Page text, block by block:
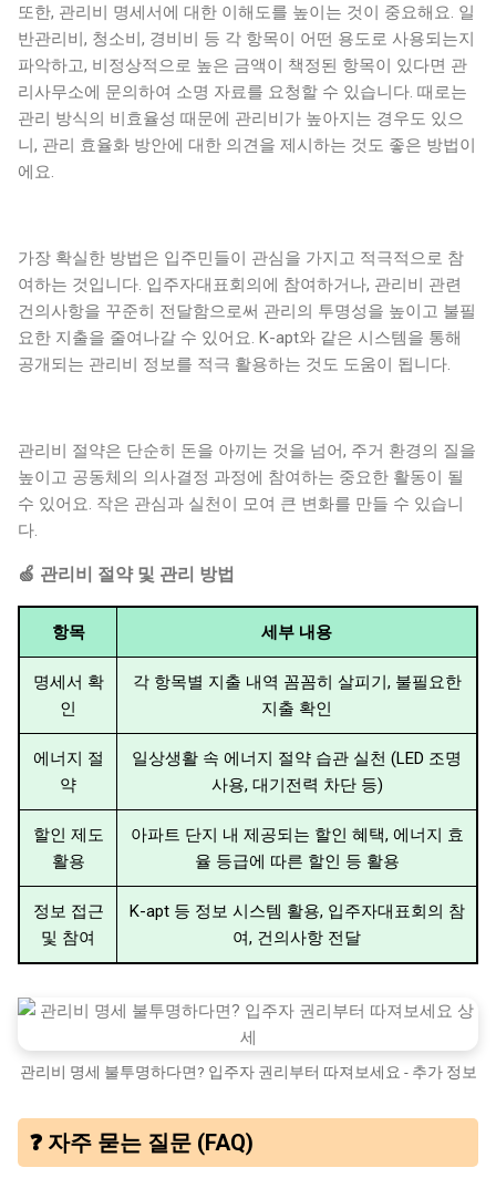
또한, 관리비 명세서에 대한 이해도를 높이는 것이 중요해요. 일
반관리비, 청소비, 경비비 등 각 항목이 어떤 용도로 사용되는지
파악하고, 비정상적으로 높은 금액이 책정된 항목이 있다면 관
리사무소에 문의하여 소명 자료를 요청할 수 있습니다. 때로는
관리 방식의 비효율성 때문에 관리비가 높아지는 경우도 있으
니, 관리 효율화 방안에 대한 의견을 제시하는 것도 좋은 방법이
에요.
가장 확실한 방법은 입주민들이 관심을 가지고 적극적으로 참
여하는 것입니다. 입주자대표회의에 참여하거나, 관리비 관련
건의사항을 꾸준히 전달함으로써 관리의 투명성을 높이고 불필
요한 지출을 줄여나갈 수 있어요. K-apt와 같은 시스템을 통해
공개되는 관리비 정보를 적극 활용하는 것도 도움이 됩니다.
관리비 절약은 단순히 돈을 아끼는 것을 넘어, 주거 환경의 질을
높이고 공동체의 의사결정 과정에 참여하는 중요한 활동이 될
수 있어요. 작은 관심과 실천이 모여 큰 변화를 만들 수 있습니
다.
🍏 관리비 절약 및 관리 방법
항목 세부 내용
명세서 확
인
각 항목별 지출 내역 꼼꼼히 살피기, 불필요한
지출 확인
에너지 절
약
일상생활 속 에너지 절약 습관 실천 (LED 조명
사용, 대기전력 차단 등)
할인 제도
활용
아파트 단지 내 제공되는 할인 혜택, 에너지 효
율 등급에 따른 할인 등 활용
정보 접근
및 참여
K-apt 등 정보 시스템 활용, 입주자대표회의 참
여, 건의사항 전달
관리비 명세 불투명하다면? 입주자 권리부터 따져보세요 - 추가 정보
❓ 자주 묻는 질문 (FAQ)